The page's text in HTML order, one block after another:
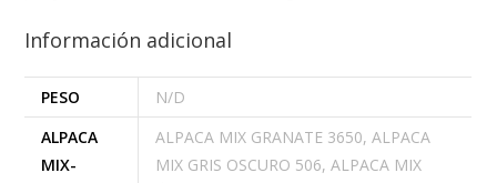
Información adicional
PESO
N/D
ALPACA
MIX-
ALPACA MIX GRANATE 3650, ALPACA
MIX GRIS OSCURO 506, ALPACA MIX